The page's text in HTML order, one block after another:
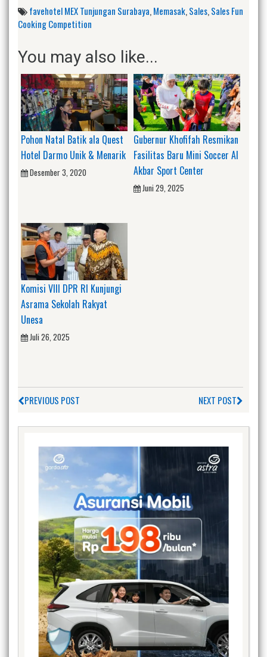
favehotel MEX Tunjungan Surabaya,Memasak,Sales,Sales Fun
Cooking Competition
You may also like...
Pohon Natal Batik ala Quest
Hotel Darmo Unik & Menarik
Desember 3, 2020
Gubernur Khofifah Resmikan
Fasilitas Baru Mini Soccer Al
Akbar Sport Center
Juni 29, 2025
Komisi VIII DPR RI Kunjungi
Asrama Sekolah Rakyat
Unesa
Juli 26, 2025
PREVIOUS POST NEXT POST